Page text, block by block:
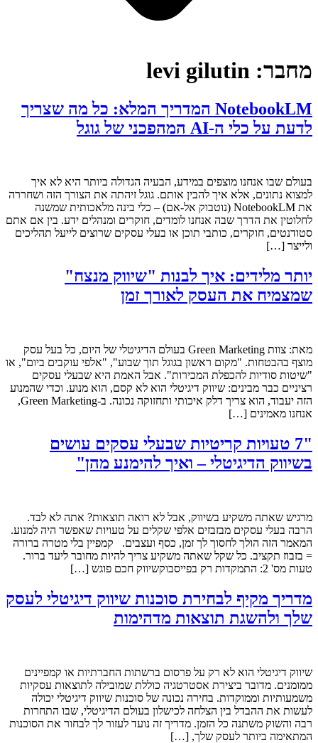
מחבר: levi gilutin
NotebookLM המדריך המלא: כל מה שצריך
לדעת על כלי ה-AI המהפכני של גוגל
בעולם שבו אנחנו מוצפים במידע, הבעיה הגדולה ביותר היא לא איך
למצוא נתונים, אלא איך להבין אותם. גוגל זיהתה את הצורך הזה ושחררה
את NotebookLM (נוטבוק אל-אם) – כלי בינה מלאכותית שמשנה
לחלוטין את הדרך שבה אנחנו לומדים, חוקרים ומנהלים ידע. בין אם אתם
סטודנטים, חוקרים, כותבי תוכן או בעלי עסקים שרוצים לייעל תהליכים
ולייצר […]
יותר מלידים: איך לבנות "שיווק מנצח"
שמצמיח את העסק לאורך זמן
מאת: צוות Green Marketing בעולם הדיגיטלי של היום, כל בעל עסק
מוצף בהבטחות. "מקום ראשון בגוגל תוך שבוע", "אלפי עוקבים ביום", או
"שיטות סודיות להכפלת המכירות". אבל האמת היא שבעלי עסקים
רציניים כבר מבינים: שיווק דיגיטלי הוא לא קסם, הוא מנוע. וכדי שהמנוע
הזה יעבוד, הוא צריך דלק איכותי ותחזוקה נכונה. ב-Green Marketing,
אנחנו מאמינים […]
"7 טעויות קריטיות שבעלי עסקים עושים
בשיווק הדיגיטלי – ואיך להימנע מהן"
מרגיש שאתה משקיע בשיווק, אבל לא רואה תוצאות? אתה לא לבד.
הרבה בעלי עסקים מבזבזים אלפי שקלים על טעויות שאפשר היה למנוע.
המאמר הזה הולך לחסוך לך זמן, כסף ועצבים. קמפיין בלי מטרה ברורה
= בזבוז תקציב. כל שקל שאתה משקיע צריך להיות מחובר ליעד ברור.
טעות מס' 2: התמקדות רק בפייסבוקשיווק חכם פוגש […]
מדריך מקיף לבחירת סוכנות שיווק דיגיטלי לעסק
שלך ולהשגת תוצאות מדהימות
שיווק דיגיטלי הוא לא רק על פרסום ברשתות החברתיות או קמפיינים
ממומנים. מדובר ביצירת אסטרטגיה כוללת שמובילה לתוצאות עסקיות
משמעותיות וממוקדות. בחירה נכונה של סוכנות שיווק דיגיטלי יכולה
לעשות את ההבדל בין הצלחה לכישלון בעולם הדיגיטלי, שבו התחרות
רבה והשוק משתנה כל הזמן. מדריך זה נועד לעזור לך לבחור את הסוכנות
המתאימה ביותר לעסק שלך, […]